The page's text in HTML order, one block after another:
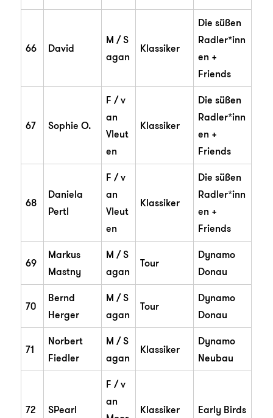
66 David
M / S
agan
Klassiker
Die süßen
Radler*inn
en +
Friends
67 Sophie O.
F / v
an
Vleut
en
Klassiker
Die süßen
Radler*inn
en +
Friends
68
Daniela
Pertl
F / v
an
Vleut
en
Klassiker
Die süßen
Radler*inn
en +
Friends
69
Markus
Mastny
M / S
agan
Tour
Dynamo
Donau
70
Bernd
Herger
M / S
agan
Tour
Dynamo
Donau
71
Norbert
Fiedler
M / S
agan
Klassiker
Dynamo
Neubau
72 SPearl
F / v
an
Klassiker Early Birds